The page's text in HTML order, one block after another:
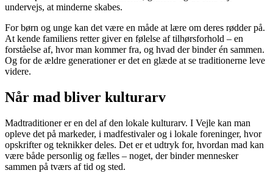
undervejs, at minderne skabes.
For børn og unge kan det være en måde at lære om deres rødder på.
At kende familiens retter giver en følelse af tilhørsforhold – en
forståelse af, hvor man kommer fra, og hvad der binder én sammen.
Og for de ældre generationer er det en glæde at se traditionerne leve
videre.
Når mad bliver kulturarv
Madtraditioner er en del af den lokale kulturarv. I Vejle kan man
opleve det på markeder, i madfestivaler og i lokale foreninger, hvor
opskrifter og teknikker deles. Det er et udtryk for, hvordan mad kan
være både personlig og fælles – noget, der binder mennesker
sammen på tværs af tid og sted.